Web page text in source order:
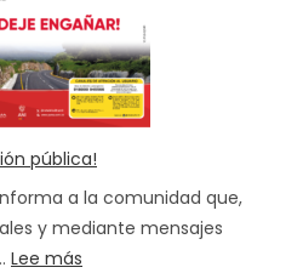
pública!
a la comunidad que,
y mediante mensajes
Lee más